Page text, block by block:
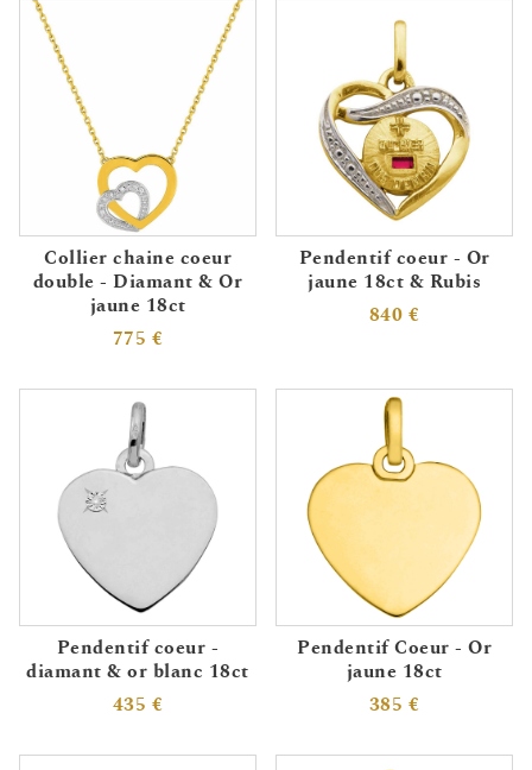
Collier chaine coeur
double - Diamant & Or
jaune 18ct
775 €
Pendentif coeur - Or
jaune 18ct & Rubis
840 €
Pendentif coeur -
diamant & or blanc 18ct
435 €
Pendentif Coeur - Or
jaune 18ct
385 €